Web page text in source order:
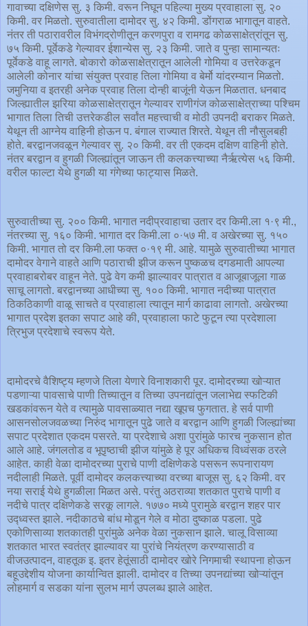
गावाच्या दक्षिणेस सु. ३ किमी. वरून निघून पहिल्या मुख्य प्रवाहाला सु. २०
किमी. वर मिळतो. सुरुवातीला दामोदर सु. ४२ किमी. डोंगराळ भागातून वाहते.
नंतर ती पठारावरील विभंगद्रोणीतून करणपुरा व रामगढ कोळसाक्षेत्रांतून सु.
७५ किमी. पूर्वेकडे गेल्यावर ईशान्येस सु. २३ किमी. जाते व पुन्हा सामान्यतः
पूर्वेकडे वाहू लागते. बोकारो कोळसाक्षेत्रातून आलेली गोमिया व उत्तरेकडून
आलेली कोनार यांचा संयुक्त प्रवाह तिला गोमिया व बेर्मो यांदरम्यान मिळतो.
जमुनिया व इतरही अनेक प्रवाह तिला दोन्ही बाजूंनी येऊन मिळतात. धनबाद
जिल्ह्यातील झरिया कोळसाक्षेत्रातून गेल्यावर राणीगंज कोळसाक्षेत्राच्या पश्चिम
भागात तिला तिची उत्तरेकडील सर्वांत महत्त्वाची व मोठी उपनदी बराकर मिळते.
येथून ती आग्नेय वाहिनी होऊन प. बंगाल राज्यात शिरते. येथून ती नौसुलबही
होते. बरद्वानजवळून गेल्यावर सु. २० किमी. वर ती एकदम दक्षिण वाहिनी होते.
नंतर बरद्वान व हुगळी जिल्ह्यांतून जाऊन ती कलकत्त्याच्या नैर्ऋत्येस ५६ किमी.
वरील फाल्टा येथे हुगळी या गंगेच्या फाट्यास मिळते.
सुरुवातीच्या सु. २०० किमी. भागात नदीप्रवाहाचा उतार दर किमी.ला १·९ मी.,
नंतरच्या सु. १६० किमी. भागात दर किमी.ला ०·५७ मी. व अखेरच्या सु. १५०
किमी. भागात तो दर किमी.ला फक्त ०·१९ मी. आहे. यामुळे सुरुवातीच्या भागात
दामोदर वेगाने वाहते आणि पठाराची झीज करून पुष्कळच दगडमाती आपल्या
प्रवाहाबरोबर वाहून नेते. पुढे वेग कमी झाल्यावर पात्रात व आजूबाजूला गाळ
साचू लागतो. बरद्वानच्या आधीच्या सु. १०० किमी. भागात नदीच्या पात्रात
ठिकठिकाणी वाळू साचते व प्रवाहाला त्यातून मार्ग काढावा लागतो. अखेरच्या
भागात प्रदेश इतका सपाट आहे की, प्रवाहाला फाटे फुटून त्या प्रदेशाला
त्रिभुज प्रदेशाचे स्वरूप येते.
दामोदरचे वैशिष्ट्य म्हणजे तिला येणारे विनाशकारी पूर. दामोदरच्या खोऱ्यात
पडणाऱ्या पावसाचे पाणी तिच्यातून व तिच्या उपनद्यांतून जलाभेद्य स्फटिकी
खडकांवरून येते व त्यामुळे पावसाळ्यात नद्या खूपच फुगतात. हे सर्व पाणी
आसनसोलजवळच्या निरुंद भागातून पुढे जाते व बरद्वान आणि हुगळी जिल्ह्यांच्या
सपाट प्रदेशात एकदम पसरते. या प्रदेशाचे अशा पुरांमुळे फारच नुकसान होत
आले आहे. जंगलतोड व भूपृष्ठाची झीज यांमुळे हे पूर अधिकच विध्वंसक ठरले
आहेत. काही वेळा दामोदरच्या पुराचे पाणी दक्षिणेकडे पसरून रूपनारायण
नदीलाही मिळते. पूर्वी दामोदर कलकत्त्याच्या वरच्या बाजूस सु. ६२ किमी. वर
नया सराई येथे हुगळीला मिळत असे. परंतु अठराव्या शतकात पुराचे पाणी व
नदीचे पात्र दक्षिणेकडे सरकू लागले. १७७० मध्ये पुरामुळे बरद्वान शहर पार
उद्ध्व‌स्त झाले. नदीकाठचे बांध मोडून गेले व मोठा दुष्काळ पडला. पुढे
एकोणिसाव्या शतकातही पुरांमुळे अनेक वेळा नुकसान झाले. चालू विसाव्या
शतकात भारत स्वतंत्र झाल्यावर या पुरांचे नियंत्रण करण्यासाठी व
वीजउत्पादन, वाहतूक इ. इतर हेतूंसाठी दामोदर खोरे निगमाची स्थापना होऊन
बहूउद्देशीय योजना कार्यान्वित झाली. दामोदर व तिच्या उपनद्यांच्या खोऱ्यांतून
लोहमार्ग व सडका यांना सुलभ मार्ग उपलब्ध झाले आहेत.